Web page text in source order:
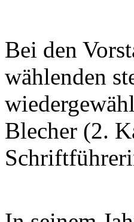
Bei den
wählenden
Blecher (2.